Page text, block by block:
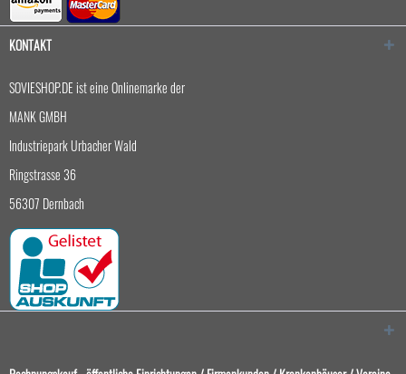
KONTAKT
SOVIESHOP.DE ist eine Onlinemarke der
MANK GMBH
Industriepark Urbacher Wald
Ringstrasse 36
56307 Dernbach